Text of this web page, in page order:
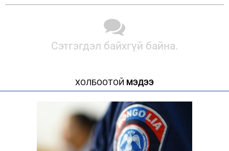
Сэтгэгдэл байхгүй байна.
ХОЛБООТОЙ МЭДЭЭ